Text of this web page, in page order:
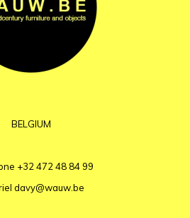
BELGIUM
+32 472 48 84 99
davy@wauw.be